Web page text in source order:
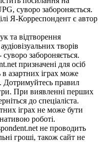
суворо забороняється.
Я-Корреспондент є автор
та відтворення
творів
забороняється.
призначені для осіб
азартних іграх може
Дотримуйтесь правил
При виявленні перших
до спеціаліста.
іграх не може бути
роботі.
не проводить
гроші, також сайт не